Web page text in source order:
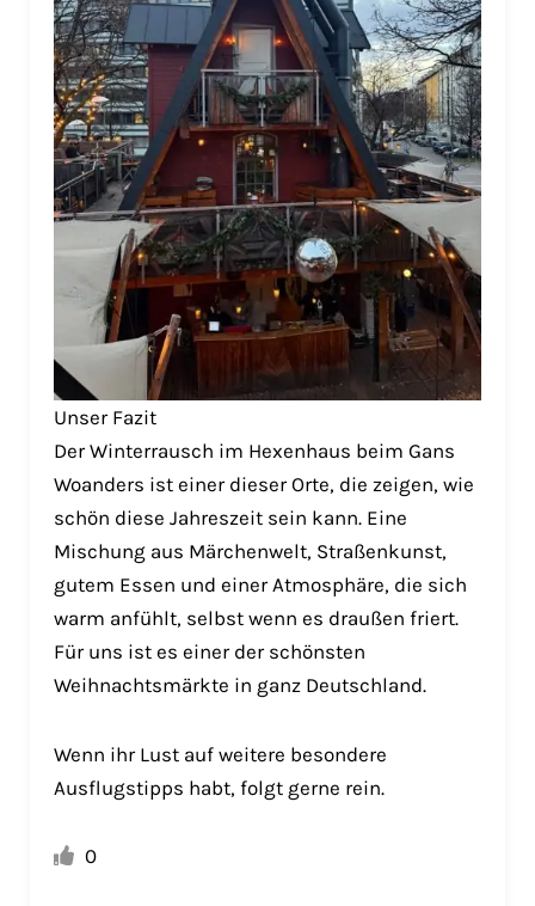
Unser Fazit
Der Winterrausch im Hexenhaus beim Gans
Woanders ist einer dieser Orte, die zeigen, wie
schön diese Jahreszeit sein kann. Eine
Mischung aus Märchenwelt, Straßenkunst,
gutem Essen und einer Atmosphäre, die sich
warm anfühlt, selbst wenn es draußen friert.
Für uns ist es einer der schönsten
Weihnachtsmärkte in ganz Deutschland.
Wenn ihr Lust auf weitere besondere
Ausflugstipps habt, folgt gerne rein.
0